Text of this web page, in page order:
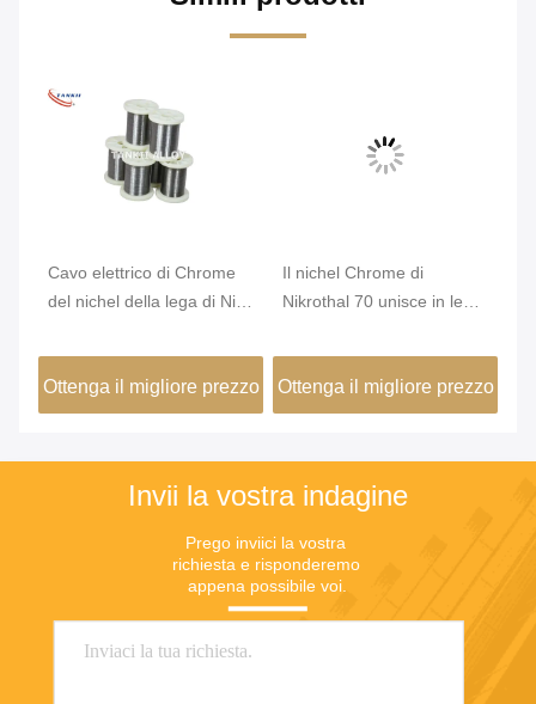
Cavo elettrico di Chrome
del nichel della lega di Nicr
Ottenga il migliore prezzo
Il nichel Chrome di
Nikrothal 70 unisce in lega
temprato
Ottenga il migliore prezzo
Invii la vostra indagine
Prego inviici la vostra
richiesta e risponderemo
appena possibile voi.